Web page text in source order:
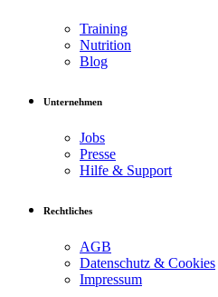
Training
Nutrition
Blog
Unternehmen
Jobs
Presse
Hilfe & Support
Rechtliches
AGB
Datenschutz & Cookies
Impressum